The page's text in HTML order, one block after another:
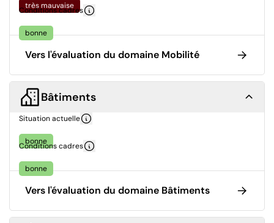
très mauvaise
Conditions cadres
bonne
Vers l'évaluation du domaine Mobilité
Bâtiments
Situation actuelle
bonne
Conditions cadres
bonne
Vers l'évaluation du domaine Bâtiments